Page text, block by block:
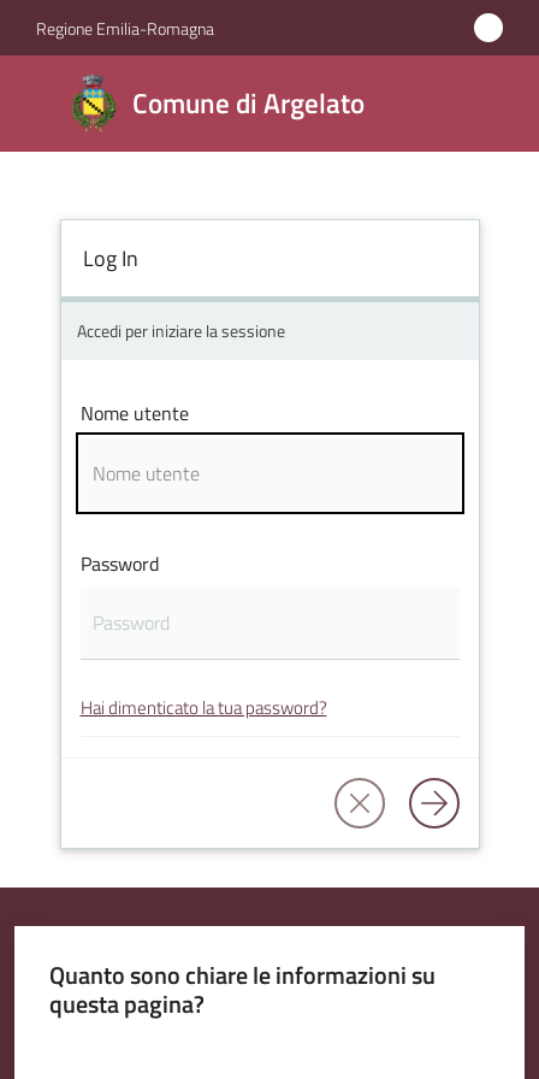
Vai al contenuto
Vai alla navigazione
Vai al footer
Regione Emilia-Romagna
Comune di Argelato
Comune
di
Argelato
Amministrazione
Novità
Servizi
Amministrazione
Seguici
Log In
Accedi per iniziare la sessione
Nome utente
Password
Hai dimenticato la tua password?
Quanto sono chiare le informazioni su
questa pagina?